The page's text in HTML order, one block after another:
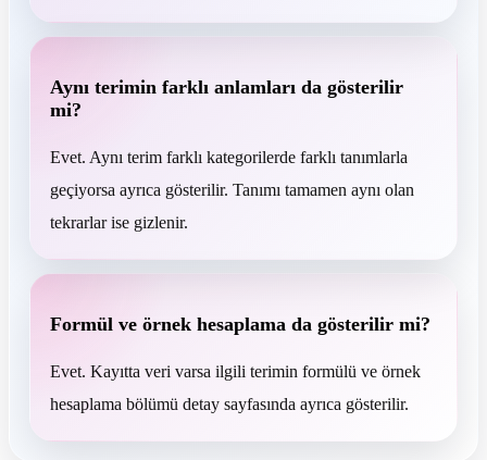
Aynı terimin farklı anlamları da gösterilir
mi?
Evet. Aynı terim farklı kategorilerde farklı tanımlarla
geçiyorsa ayrıca gösterilir. Tanımı tamamen aynı olan
tekrarlar ise gizlenir.
Formül ve örnek hesaplama da gösterilir mi?
Evet. Kayıtta veri varsa ilgili terimin formülü ve örnek
hesaplama bölümü detay sayfasında ayrıca gösterilir.